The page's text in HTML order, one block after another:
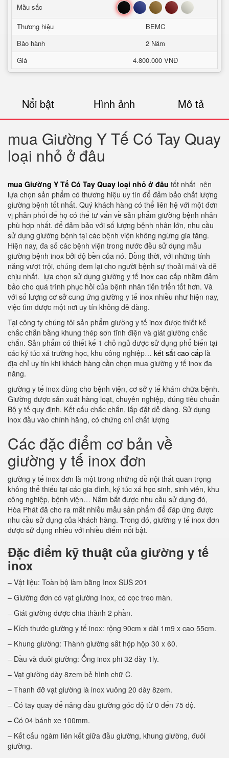
Mầu sắc
Đen Xanh Nâu Đỏ Trắng
Thương hiệu
BEMC
Bảo hành
2 Năm
Giá
4.800.000 VNĐ
Nổi bật Hình ảnh Mô tả
mua Giường Y Tế Có Tay Quay
loại nhỏ ở đâu
mua Giường Y Tế Có Tay Quay loại nhỏ ở đâu tốt nhất nên
lựa chọn sản phẩm có thương hiệu uy tín để đảm bảo chất lượng
giường bệnh tốt nhất. Quý khách hàng có thể liên hệ với một đơn
vị phân phối để họ có thể tư vấn về sản phẩm giường bệnh nhân
phù hợp nhất. để đảm bảo với số lượng bệnh nhân lớn, nhu cầu
sử dụng giường bệnh tại các bệnh viện không ngừng gia tăng.
Hiện nay, đa số các bệnh viện trong nước đều sử dụng mẫu
giường bệnh inox bởi độ bền của nó. Đồng thời, với những tính
năng vượt trội, chúng đem lại cho người bệnh sự thoải mái và dễ
chịu nhất. lựa chọn sử dụng giường y tế inox cao cấp nhằm đảm
bảo cho quá trình phục hồi của bệnh nhân tiến triển tốt hơn. Và
với số lượng cơ sở cung ứng giường y tế inox nhiều như hiện nay,
việc tìm được một nơi uy tín không dễ dàng.
Tại công ty chúng tôi sản phẩm giường y tế inox được thiết kế
chắc chắn bằng khung thép sơn tĩnh điện và giát giường chắc
chắn. Sản phẩm có thiết kế 1 chỗ ngủ được sử dụng phổ biến tại
các ký túc xá trường học, khu công nghiệp… két sắt cao cấp là
địa chỉ uy tín khi khách hàng cần chọn mua giường y tế inox đa
năng.
giường y tế inox dùng cho bệnh viện, cơ sở y tế khám chữa bệnh.
Giường được sản xuất hàng loạt, chuyên nghiệp, đúng tiêu chuẩn
Bộ y tế quy định. Kết cấu chắc chắn, lắp đặt dễ dàng. Sử dụng
inox đầu vào chính hãng, có chứng chỉ chất lượng
Các đặc điểm cơ bản về
giường y tế inox đơn
giường y tế inox đơn là một trong những đồ nội thất quan trọng
không thể thiếu tại các gia đình, ký túc xá học sinh, sinh viên, khu
công nghiệp, bệnh viện… Nắm bắt được nhu cầu sử dụng đó,
Hòa Phát đã cho ra mắt nhiều mẫu sản phẩm để đáp ứng được
nhu cầu sử dụng của khách hàng. Trong đó, giường y tế inox đơn
được sử dụng nhiều với nhiều điểm nổi bật.
Đặc điểm kỹ thuật của giường y tế
inox
– Vật liệu: Toàn bộ làm bằng Inox SUS 201
– Giường đơn có vạt giường Inox, có cọc treo màn.
– Giát giường được chia thành 2 phần.
– Kích thước giường y tế inox: rộng 90cm x dài 1m9 x cao 55cm.
– Khung giường: Thành giường sắt hộp hộp 30 x 60.
– Đầu và đuôi giường: Ống inox phi 32 dày 1ly.
– Vạt giường dày 8zem bẻ hình chữ C.
– Thanh đỡ vạt giường là inox vuông 20 dày 8zem.
– Có tay quay để nâng đầu giường góc độ từ 0 đến 75 độ.
– Có 04 bánh xe 100mm.
– Kết cấu ngàm liên kết giữa đầu giường, khung giường, đuôi
giường.